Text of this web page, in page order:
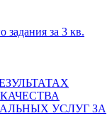
за 3 кв.
УСЛУГ ЗА